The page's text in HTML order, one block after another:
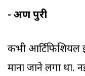
- अरुण पुरी
कभी
माना जाने लगा